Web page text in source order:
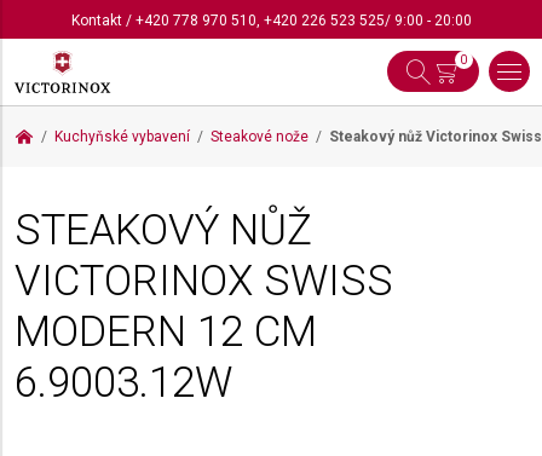
Kontakt/ +420 778 970 510, +420 226 523 525/ 9:00 - 20:00
0
Kuchyňské vybavení Steakové nože Steakový nůž Victorinox
STEAKOVÝ NŮŽ
VICTORINOX SWISS
MODERN 12 CM
6.9003.12W